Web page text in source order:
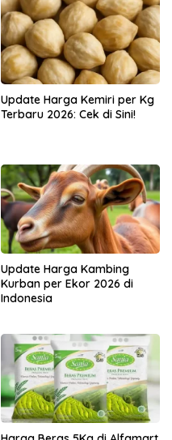
Update Harga Kemiri per Kg
Terbaru 2026: Cek di Sini!
Update Harga Kambing
Kurban per Ekor 2026 di
Indonesia